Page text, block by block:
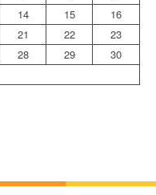
14 15
16
21 22
23
28 29
30